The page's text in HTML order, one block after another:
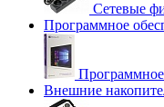
Сетевые
Программное
Внешние